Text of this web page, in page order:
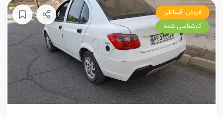
فروش اقساطی
کارشناسی شده